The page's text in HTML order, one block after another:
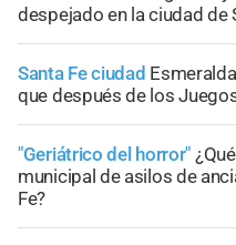
despejado en la ciudad de
Santa Fe ciudad
que después de los
"Geriátrico del horror"
municipal de asilos de
Fe?